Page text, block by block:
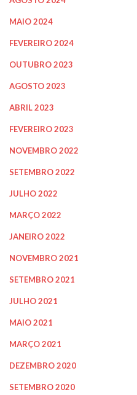
MAIO 2024
FEVEREIRO 2024
OUTUBRO 2023
AGOSTO 2023
ABRIL 2023
FEVEREIRO 2023
NOVEMBRO 2022
SETEMBRO 2022
JULHO 2022
MARÇO 2022
JANEIRO 2022
NOVEMBRO 2021
SETEMBRO 2021
JULHO 2021
MAIO 2021
MARÇO 2021
DEZEMBRO 2020
SETEMBRO 2020